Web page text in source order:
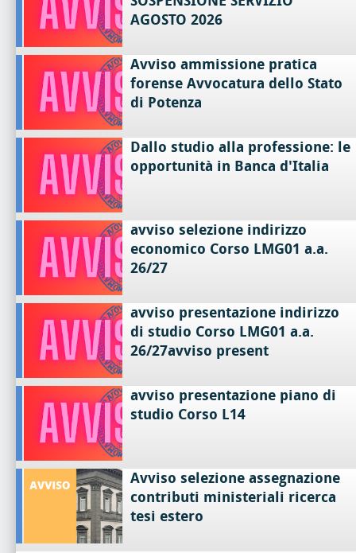
AGOSTO 2026
Avviso ammissione pratica
forense Avvocatura dello Stato
di Potenza
Dallo studio alla professione: le
opportunità in Banca d'Italia
avviso selezione indirizzo
economico Corso LMG01 a.a.
26/27
avviso presentazione indirizzo
di studio Corso LMG01 a.a.
26/27avviso present
avviso presentazione piano di
studio Corso L14
Avviso selezione assegnazione
contributi ministeriali ricerca
tesi estero